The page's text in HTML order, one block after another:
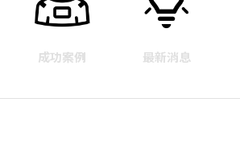
成功案例 最新消息